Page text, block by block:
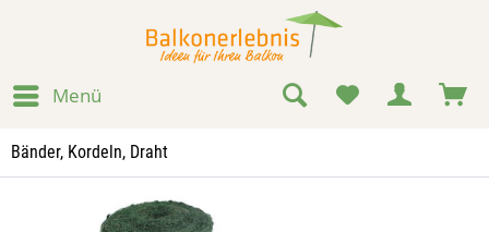
Menü
Bänder, Kordeln, Draht